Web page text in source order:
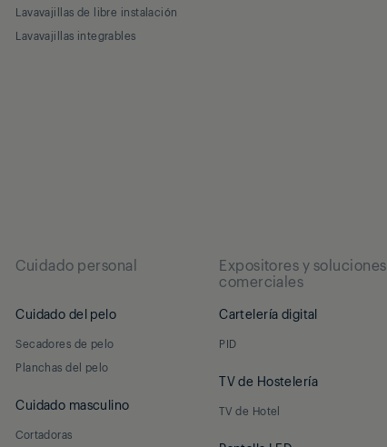
Lavavajillas de libre instalación
Lavavajillas integrables
Cuidado personal
Cuidado del pelo
Secadores de pelo
Planchas del pelo
Cuidado masculino
Cortadoras
Expositores y soluciones
comerciales
Cartelería digital
PID
TV de Hostelería
TV de Hotel